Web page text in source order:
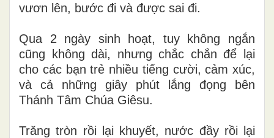
vươn lên, bước đi và được sai đi.
Qua 2 ngày sinh hoạt, tuy không ngắn
cũng không dài, nhưng chắc chắn để lại
cho các bạn trẻ nhiều tiếng cười, cảm xúc,
và cả những giây phút lắng đọng bên
Thánh Tâm Chúa Giêsu.
Trăng tròn rồi lại khuyết, nước đầy rồi lại